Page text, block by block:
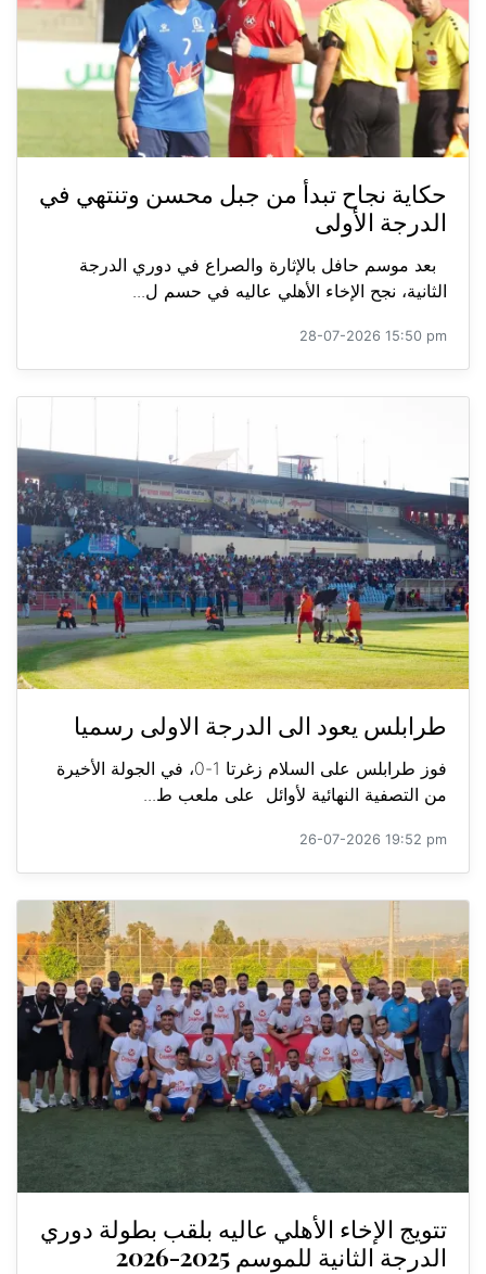
حكاية نجاح تبدأ من جبل محسن وتنتهي في
الدرجة الأولى
بعد موسم حافل بالإثارة والصراع في دوري الدرجة
الثانية، نجح الإخاء الأهلي عاليه في حسم ل...
28-07-2026 15:50 pm
طرابلس يعود الى الدرجة الاولى رسميا
فوز طرابلس على السلام زغرتا 1-0، في الجولة الأخيرة
من التصفية النهائية لأوائل على ملعب ط...
26-07-2026 19:52 pm
تتويج الإخاء الأهلي عاليه بلقب بطولة دوري
الدرجة الثانية للموسم 2025-2026